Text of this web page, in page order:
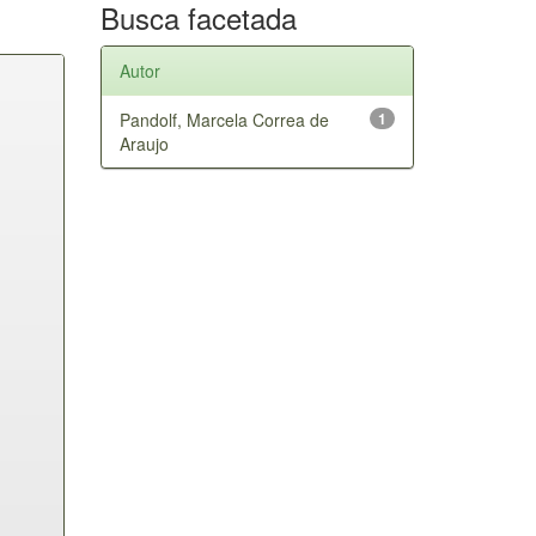
Busca facetada
Autor
1
Pandolf, Marcela Correa de
Araujo